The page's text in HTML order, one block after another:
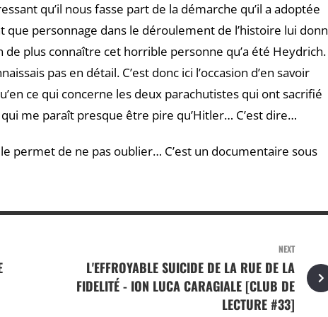
qu’il nous fasse part de la démarche qu’il a adoptée
que personnage dans le déroulement de l’histoire lui
de plus connaître cet horrible personne qu’a été Heydrich.
pas en détail. C’est donc ici l’occasion d’en savoir
ce qui concerne les deux parachutistes qui ont sacrifié
me paraît presque être pire qu’Hitler… C’est dire…
permet de ne pas oublier… C’est un documentaire sous
NEXT
L'EFFROYABLE SUICIDE DE LA RUE DE LA
FIDELITÉ - ION LUCA CARAGIALE [CLUB DE
LECTURE #33]